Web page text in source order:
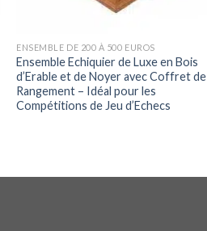
ENSEMBLE DE 200 À 500 EUROS
Ensemble Echiquier de Luxe en Bois
d’Erable et de Noyer avec Coffret de
Rangement – Idéal pour les
Compétitions de Jeu d’Echecs